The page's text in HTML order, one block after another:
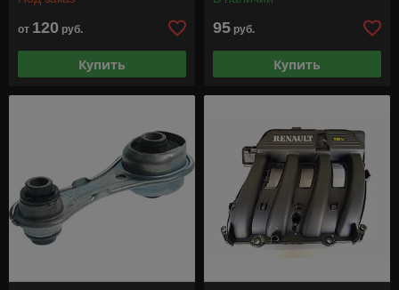
от 120 руб.
Купить
95 руб.
Купить